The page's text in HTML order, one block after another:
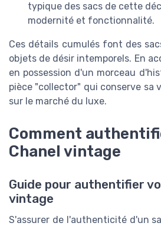
typique des sacs de cette
modernité et fonctionnalité.
Ces détails cumulés font des
objets de désir intemporels. En
en possession d'un morceau
pièce "collector" qui conserve sa
sur le marché du luxe.
Comment
Chanel vintage
Guide pour authentifier
vintage
S'assurer de l'authenticité d'un